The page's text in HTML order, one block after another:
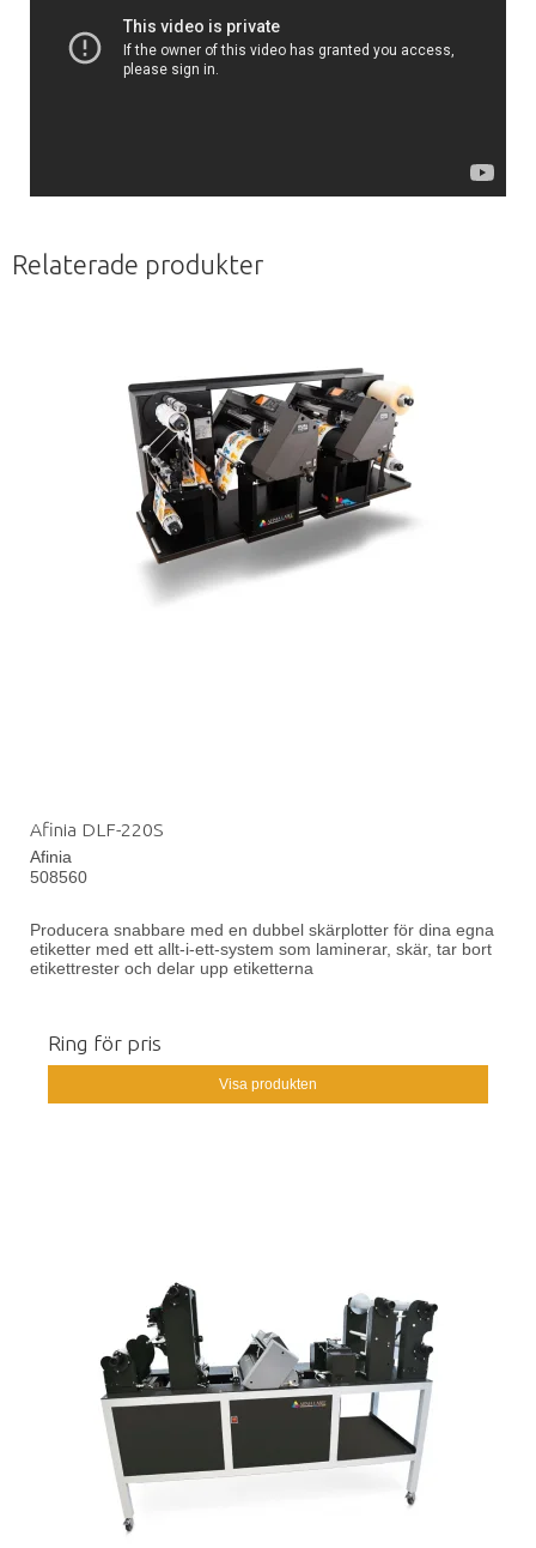
Relaterade produkter
Afinia DLF-220S
Afinia
508560
Producera snabbare med en dubbel skärplotter för dina egna
etiketter med ett allt-i-ett-system som laminerar, skär, tar bort
etikettrester och delar upp etiketterna
Ring för pris
Visa produkten